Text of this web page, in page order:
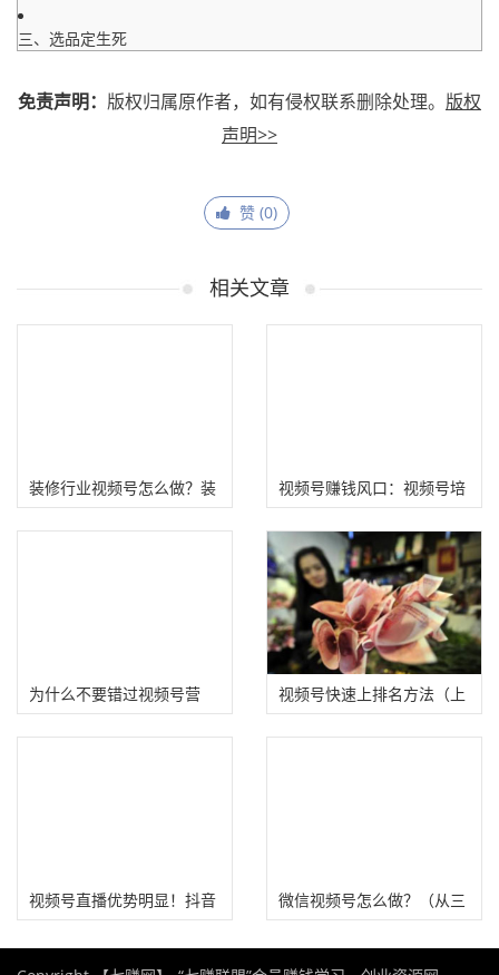
三、选品定生死
免责声明： 版权归属原作者，如有侵权联系删除处理。 版权
声明>>
赞 (0)
相关文章
装修行业视频号怎么做？装
修公司视频号运营技巧案例
视频号赚钱风口：视频号培
训
为什么不要错过视频号营
销?
视频号快速上排名方法（上
前两名）
视频号直播优势明显！抖音
微信视频号怎么做？（从三